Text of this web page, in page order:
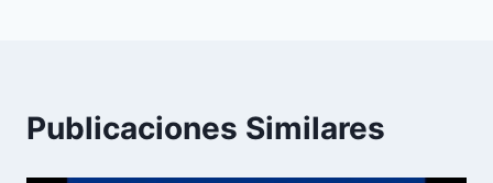
Publicaciones Similares